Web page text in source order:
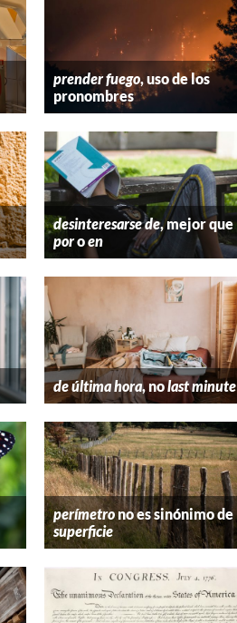
prender fuego, uso de los
pronombres
desinteresarse de, mejor que
poroen
de última hora, nolast minute
perímetrono es sinónimo de
superficie